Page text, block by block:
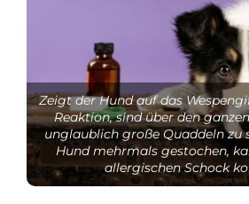
Zeigt der Hund auf das
Reaktion, sind über den
unglaublich große Quaddeln zu
Hund mehrmals gestochen,
allergischen Schock